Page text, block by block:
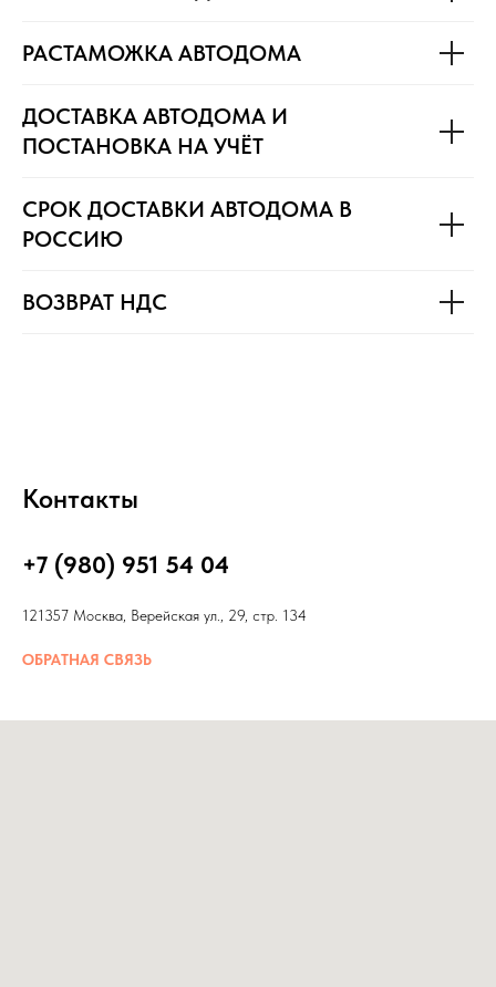
РАСТАМОЖКА АВТОДОМА
ДОСТАВКА АВТОДОМА И
ПОСТАНОВКА НА УЧЁТ
СРОК ДОСТАВКИ АВТОДОМА В
РОССИЮ
ВОЗВРАТ НДС
Контакты
+7 (980) 951 54 04
121357 Москва, Верейская ул., 29, стр. 134
ОБРАТНАЯ СВЯЗЬ